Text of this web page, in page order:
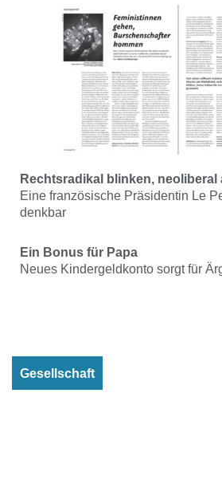
Rechtsradikal blinken, neoliberal
Eine französische Präsidentin Le
denkbar
Ein Bonus für Papa
Neues Kindergeldkonto sorgt für
Gesellschaft